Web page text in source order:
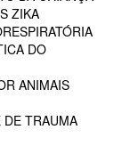
ZIKA
DO
ANIMAIS
DE TRAUMA